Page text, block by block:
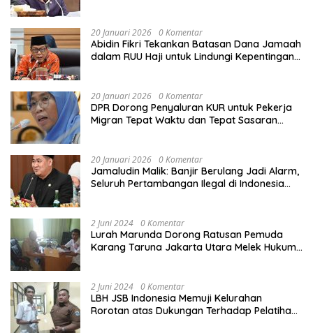
20 Januari 2026 0 Komentar
Abidin Fikri Tekankan Batasan Dana Jamaah
dalam RUU Haji untuk Lindungi Kepentingan
20 Januari 2026 0 Komentar
DPR Dorong Penyaluran KUR untuk Pekerja
Migran Tepat Waktu dan Tepat Sasaran
20 Januari 2026 0 Komentar
Jamaludin Malik: Banjir Berulang Jadi Alarm,
Seluruh Pertambangan Ilegal di Indonesia
2 Juni 2024 0 Komentar
Lurah Marunda Dorong Ratusan Pemuda
Karang Taruna Jakarta Utara Melek Hukum
2 Juni 2024 0 Komentar
LBH JSB Indonesia Memuji Kelurahan
Rorotan atas Dukungan Terhadap Pelatihan